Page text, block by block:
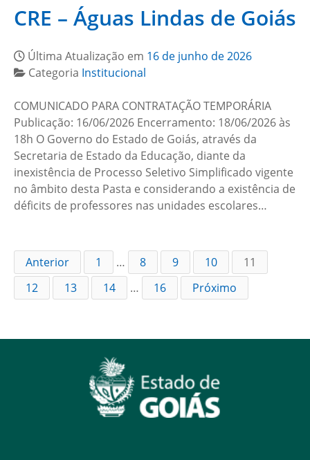
CRE – Águas Lindas de Goiás
Última Atualização em 16 de junho de 2026
Categoria Institucional
COMUNICADO PARA CONTRATAÇÃO TEMPORÁRIA
Publicação: 16/06/2026 Encerramento: 18/06/2026 às
18h O Governo do Estado de Goiás, através da
Secretaria de Estado da Educação, diante da
inexistência de Processo Seletivo Simplificado vigente
no âmbito desta Pasta e considerando a existência de
déficits de professores nas unidades escolares…
Anterior 1 … 8 9 10
11
12
13 14 … 16 Próximo